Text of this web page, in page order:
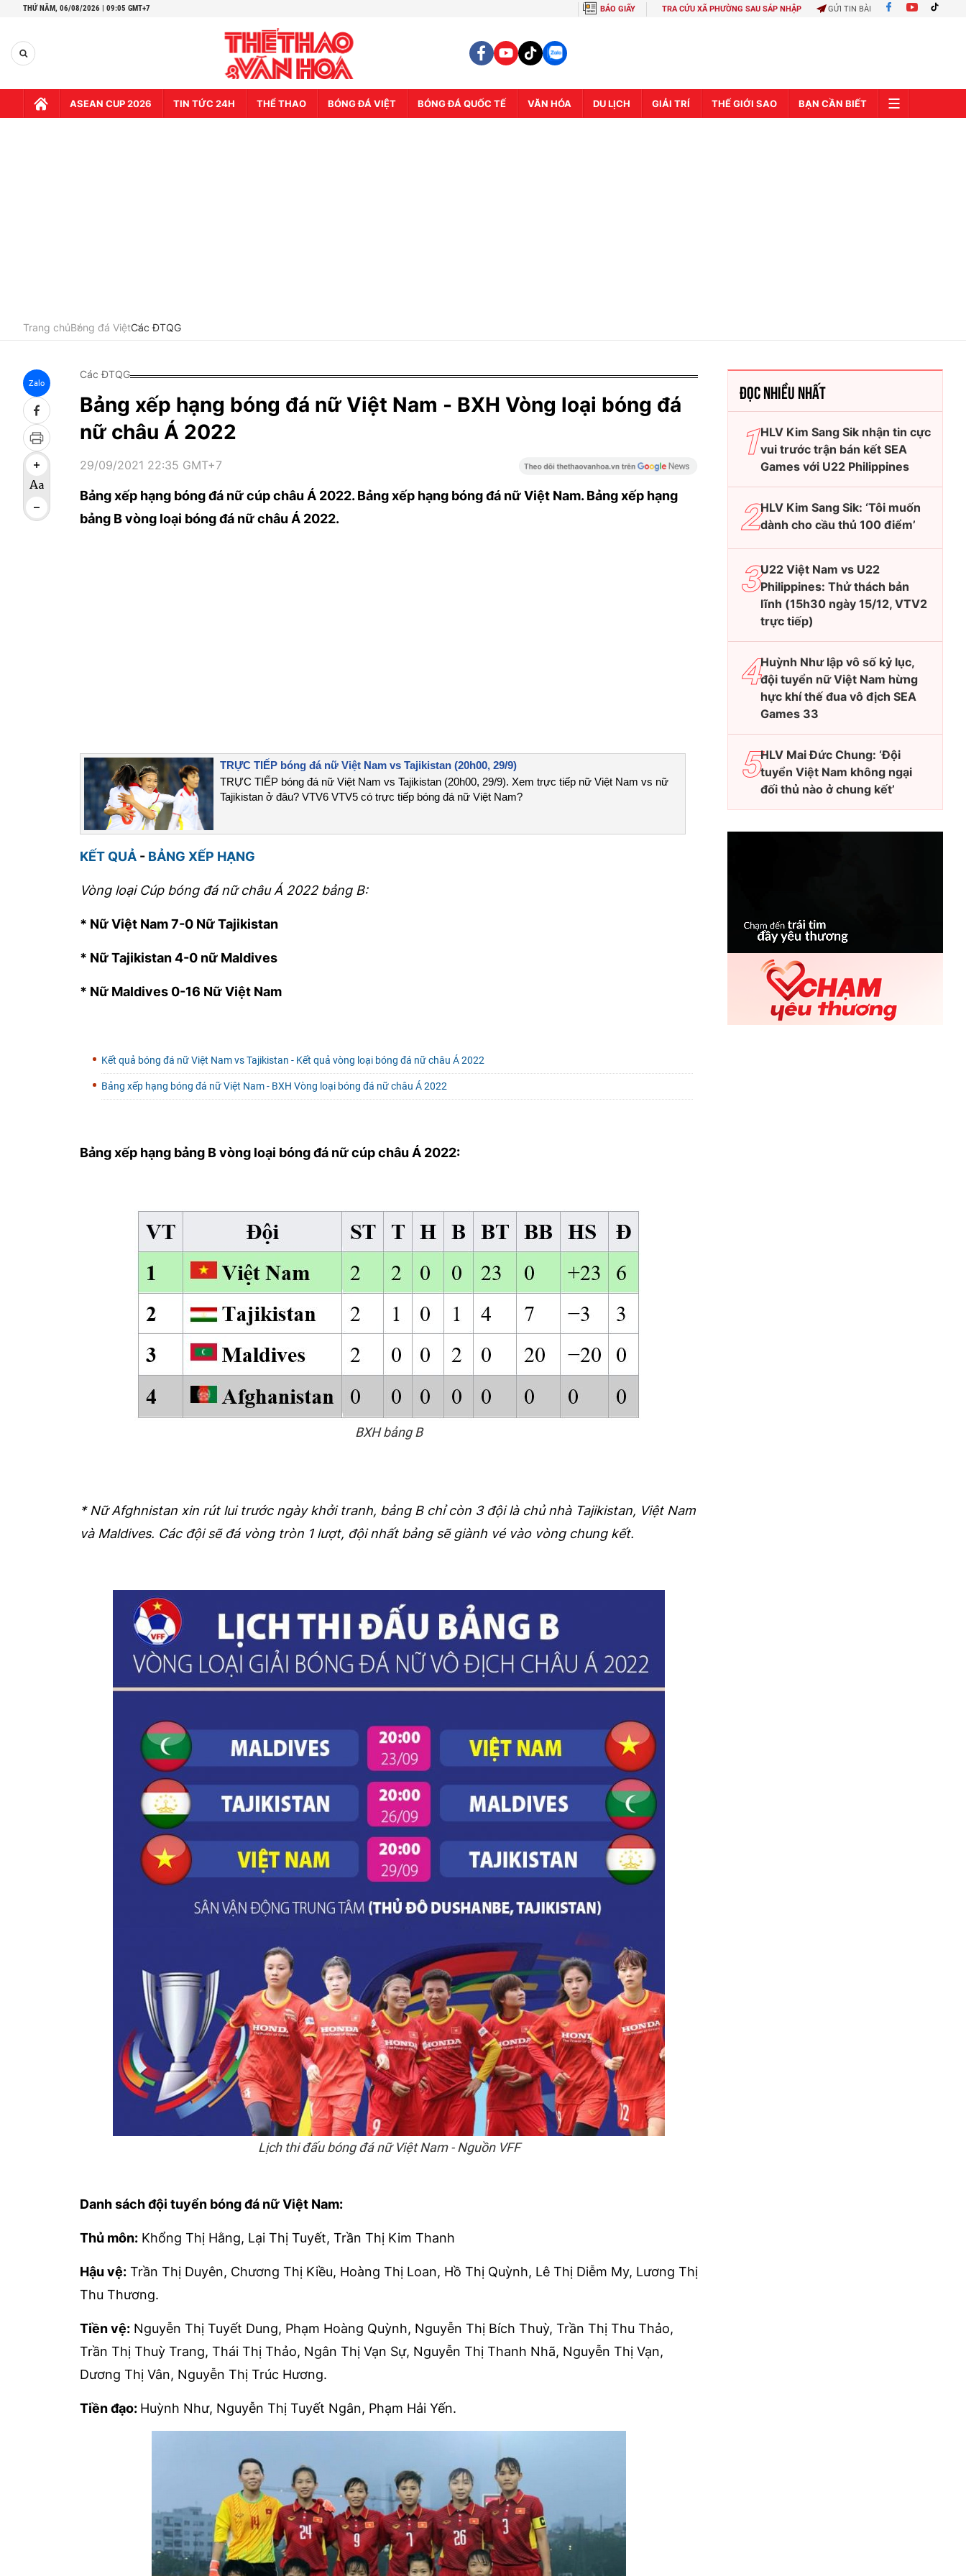
THỨ NĂM, 06/08/2026 | 09:06 GMT+7 BÁO GIẤY TRA CỨU XÃ PHƯỜNG SAU SÁP NHẬP GỬI TIN BÀI
ASEAN CUP 2026 TIN TỨC 24H THỂ THAO BÓNG ĐÁ VIỆT BÓNG ĐÁ QUỐC TẾ VĂN HÓA DU LỊCH GIẢI TRÍ THẾ GIỚI SAO BẠN CẦN BIẾT
Trang chủBóng đá ViệtCác ĐTQG
Zalo
Các ĐTQG
Bảng xếp hạng bóng đá nữ Việt Nam - BXH Vòng loại bóng đá
nữ châu Á 2022
29/09/2021 22:35 GMT+7
Bảng xếp hạng bóng đá nữ cúp châu Á 2022. Bảng xếp hạng bóng đá nữ Việt Nam. Bảng xếp hạng
bảng B vòng loại bóng đá nữ châu Á 2022.
TRỰC TIẾP bóng đá nữ Việt Nam vs Tajikistan (20h00, 29/9)
TRỰC TIẾP bóng đá nữ Việt Nam vs Tajikistan (20h00, 29/9). Xem trực tiếp nữ Việt Nam vs nữ
Tajikistan ở đâu? VTV6 VTV5 có trực tiếp bóng đá nữ Việt Nam?
KẾT QUẢ - BẢNG XẾP HẠNG
Vòng loại Cúp bóng đá nữ châu Á 2022 bảng B:
* Nữ Việt Nam 7-0 Nữ Tajikistan
* Nữ Tajikistan 4-0 nữ Maldives
* Nữ Maldives 0-16 Nữ Việt Nam
Kết quả bóng đá nữ Việt Nam vs Tajikistan - Kết quả vòng loại bóng đá nữ châu Á 2022
Bảng xếp hạng bóng đá nữ Việt Nam - BXH Vòng loại bóng đá nữ châu Á 2022
Bảng xếp hạng bảng B vòng loại bóng đá nữ cúp châu Á 2022:
BXH bảng B
* Nữ Afghnistan xin rút lui trước ngày khởi tranh, bảng B chỉ còn 3 đội là chủ nhà Tajikistan, Việt Nam
và Maldives. Các đội sẽ đá vòng tròn 1 lượt, đội nhất bảng sẽ giành vé vào vòng chung kết.
Lịch thi đấu bóng đá nữ Việt Nam - Nguồn VFF
Danh sách đội tuyển bóng đá nữ Việt Nam:
Thủ môn: Khổng Thị Hằng, Lại Thị Tuyết, Trần Thị Kim Thanh
Hậu vệ: Trần Thị Duyên, Chương Thị Kiều, Hoàng Thị Loan, Hồ Thị Quỳnh, Lê Thị Diễm My, Lương Thị
Thu Thương.
Tiền vệ: Nguyễn Thị Tuyết Dung, Phạm Hoàng Quỳnh, Nguyễn Thị Bích Thuỳ, Trần Thị Thu Thảo,
Trần Thị Thuỳ Trang, Thái Thị Thảo, Ngân Thị Vạn Sự, Nguyễn Thị Thanh Nhã, Nguyễn Thị Vạn,
Dương Thị Vân, Nguyễn Thị Trúc Hương.
Tiền đạo: Huỳnh Như, Nguyễn Thị Tuyết Ngân, Phạm Hải Yến.
ĐỌC NHIỀU NHẤT
HLV Kim Sang Sik nhận tin cực
vui trước trận bán kết SEA
Games với U22 Philippines
HLV Kim Sang Sik: ‘Tôi muốn
dành cho cầu thủ 100 điểm’
U22 Việt Nam vs U22
Philippines: Thử thách bản
lĩnh (15h30 ngày 15/12, VTV2
trực tiếp)
Huỳnh Như lập vô số kỷ lục,
đội tuyển nữ Việt Nam hừng
hực khí thế đua vô địch SEA
Games 33
HLV Mai Đức Chung: ‘Đội
tuyển Việt Nam không ngại
đối thủ nào ở chung kết’